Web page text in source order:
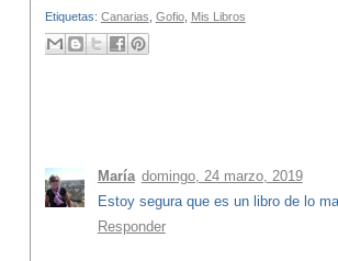
Etiquetas: Canarias Gofio, Mis Libros
María domingo, 24 marzo, 2019
Estoy segura que es un libro de lo
Responder